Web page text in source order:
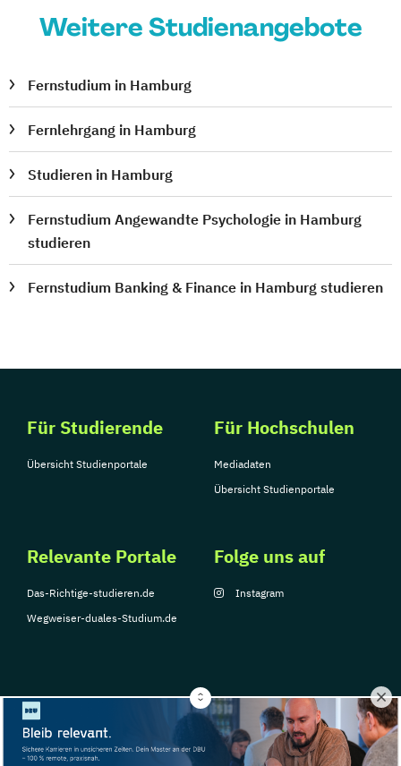
Weitere Studienangebote
Fernstudium in Hamburg
Fernlehrgang in Hamburg
Studieren in Hamburg
Fernstudium Angewandte Psychologie in Hamburg
studieren
Fernstudium Banking & Finance in Hamburg studieren
Für Studierende
Übersicht Studienportale
Für Hochschulen
Mediadaten
Übersicht Studienportale
Relevante Portale
Das-Richtige-studieren.de
Wegweiser-duales-Studium.de
Folge uns auf
Instagram
© Copyright 2026, TarGroup Media GmbH
Impressum
Über Datenschutzerklärung Nutzungsbedingungen